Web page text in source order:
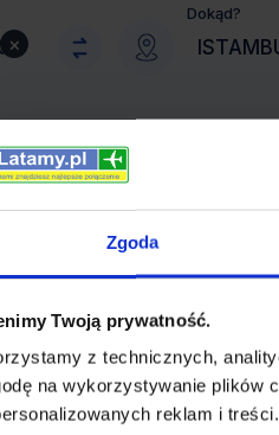
Zgoda
Twoją prywatność.
z technicznych,
na wykorzystywanie plików
reklam i
×
Dokąd?